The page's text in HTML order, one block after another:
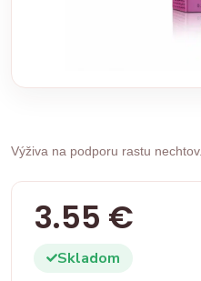
Výživa na podporu rastu nechtov.
3.55 €
Skladom